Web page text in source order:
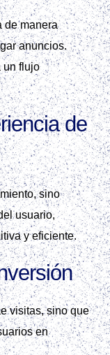
de manera
anuncios.
un flujo
de
sino
usuario,
y eficiente.
visitas, sino que
en